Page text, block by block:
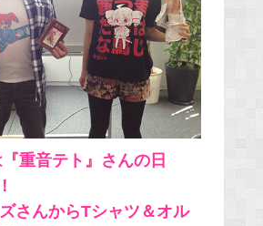
重音テト』さんの日
さんからTシャツ＆オル